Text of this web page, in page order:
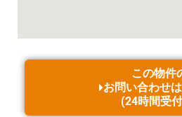
この物件
お問い合わせ
(24時間受